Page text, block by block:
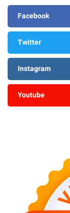
Facebook
Twitter
Instagram
Youtube